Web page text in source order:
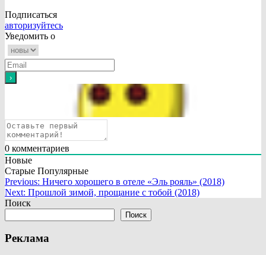
Подписаться
авторизуйтесь
Уведомить о
0 комментариев
Новые
Старые Популярные
Навигация
по
Previous: Ничего хорошего в отеле «Эль рояль» (2018)
Next: Прошлой зимой, прощание с тобой (2018)
Поиск
Поиск
Реклама